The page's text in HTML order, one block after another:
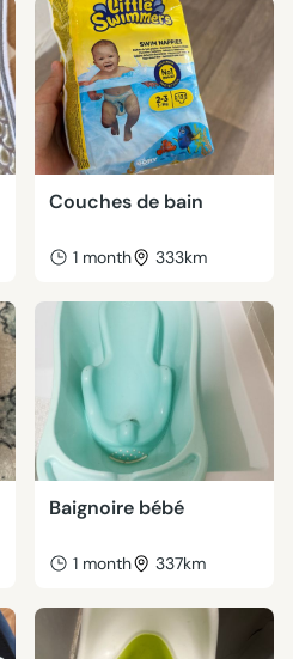
Couches de bain
1 month 333km
Baignoire bébé
1 month 337km